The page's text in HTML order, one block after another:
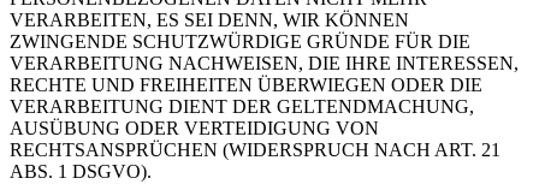
VERARBEITEN, ES SEI DENN, WIR KÖNNEN
ZWINGENDE SCHUTZWÜRDIGE GRÜNDE FÜR DIE
VERARBEITUNG NACHWEISEN, DIE IHRE INTERESSEN,
RECHTE UND FREIHEITEN ÜBERWIEGEN ODER DIE
VERARBEITUNG DIENT DER GELTENDMACHUNG,
AUSÜBUNG ODER VERTEIDIGUNG VON
RECHTSANSPRÜCHEN (WIDERSPRUCH NACH ART. 21
ABS. 1 DSGVO).